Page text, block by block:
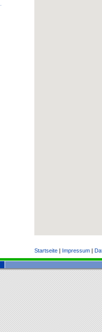
Startseite| Impressum|